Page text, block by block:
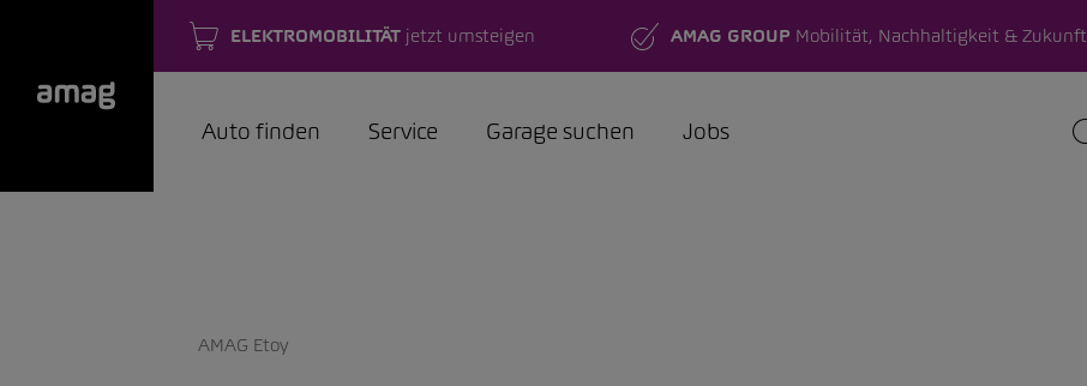
ELEKTROMOBILITÄTjetzt umsteigen AMAG GROUP Mobilität, Nachhaltigkeit & Zukunft
Auto finden Service Garage suchen Jobs
AMAG Etoy